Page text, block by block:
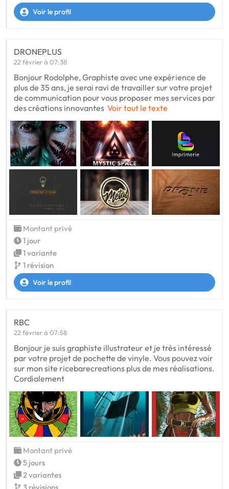
Voir le profil
DRONEPLUS
22 février à 07:38
Bonjour Rodolphe, Graphiste avec une expérience de
plus de 35 ans, je serai ravi de travailler sur votre projet
de communication pour vous proposer mes services par
des créations innovantes Voir tout le texte
Montant privé
1 jour
1 variante
1 révision
Voir le profil
RBC
22 février à 07:58
Bonjour je suis graphiste illustrateur et je très intéressé
par votre projet de pochette de vinyle. Vous pouvez voir
sur mon site ricebarecreations plus de mes réalisations.
Cordialement
Montant privé
5 jours
2 variantes